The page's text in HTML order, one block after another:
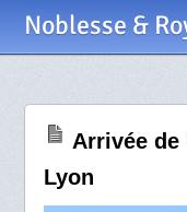
Noblesse &
Arrivée de
Lyon